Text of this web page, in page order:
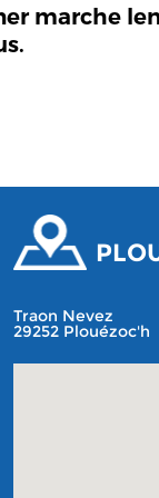
marche
Traon Nevez
29252 Plouézoc'h